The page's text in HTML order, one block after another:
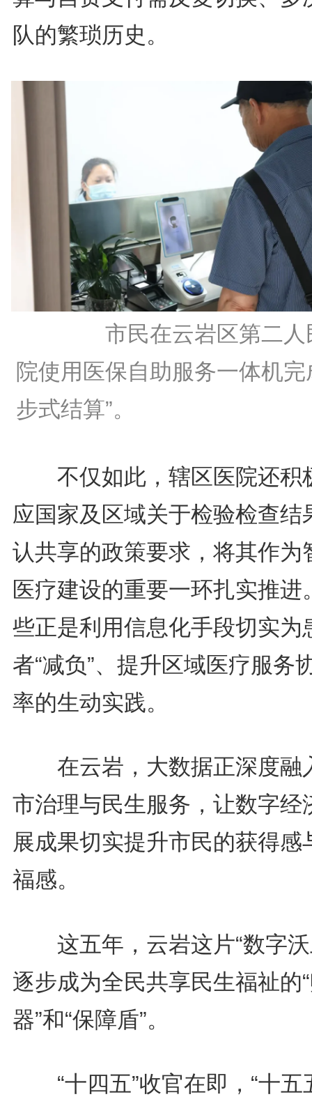
队的繁琐历史。
市民在云岩区第二人
院使用医保自助服务一体机完
步式结算”。
不仅如此，辖区医院还积
应国家及区域关于检验检查结
认共享的政策要求，将其作为
医疗建设的重要一环扎实推进
些正是利用信息化手段切实为
者“减负”、提升区域医疗服务
率的生动实践。
在云岩，大数据正深度融
市治理与民生服务，让数字经
展成果切实提升市民的获得感
福感。
这五年，云岩这片“数字沃
逐步成为全民共享民生福祉的
器”和“保障盾”。
“十四五”收官在即，“十五